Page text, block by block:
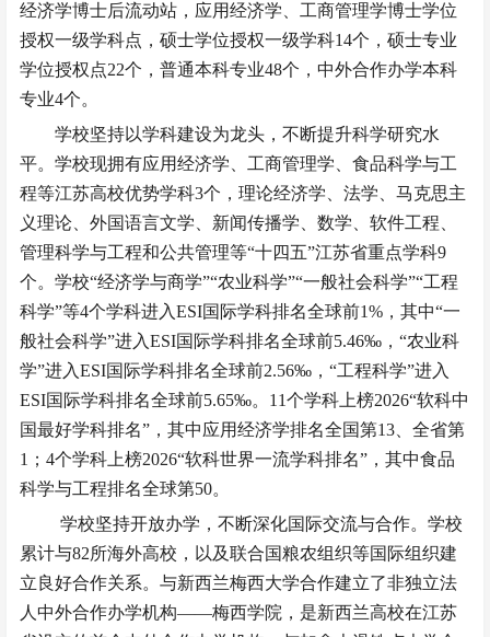
经济学博士后流动站，应用经济学、工商管理学博士学位
授权一级学科点，硕士学位授权一级学科14个，硕士专业
学位授权点22个，普通本科专业48个，中外合作办学本科
专业4个。
学校坚持以学科建设为龙头，不断提升科学研究水
平。学校现拥有应用经济学、工商管理学、食品科学与工
程等江苏高校优势学科3个，理论经济学、法学、马克思主
义理论、外国语言文学、新闻传播学、数学、软件工程、
管理科学与工程和公共管理等“十四五”江苏省重点学科9
个。学校“经济学与商学”“农业科学”“一般社会科学”“工程
科学”等4个学科进入ESI国际学科排名全球前1%，其中“一
般社会科学”进入ESI国际学科排名全球前5.46‰，“农业科
学”进入ESI国际学科排名全球前2.56‰，“工程科学”进入
ESI国际学科排名全球前5.65‰。11个学科上榜2026“软科中
国最好学科排名”，其中应用经济学排名全国第13、全省第
1；4个学科上榜2026“软科世界一流学科排名”，其中食品
科学与工程排名全球第50。
学校坚持开放办学，不断深化国际交流与合作。学校
累计与82所海外高校，以及联合国粮农组织等国际组织建
立良好合作关系。与新西兰梅西大学合作建立了非独立法
人中外合作办学机构——梅西学院，是新西兰高校在江苏